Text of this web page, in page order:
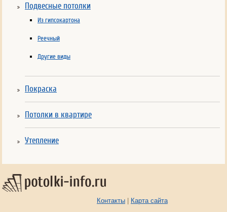
Подвесные потолки
Из гипсокартона
Реечный
Другие виды
Покраска
Потолки в квартире
Утепление
Контакты Карта сайта